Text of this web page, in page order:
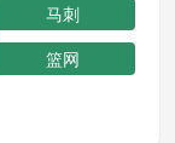
马刺
篮网